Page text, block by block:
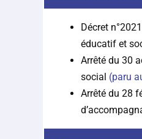
Décret
éducatif et
Arrêté du 30
social (paru
Arrêté du 28